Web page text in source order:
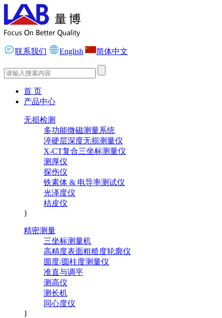
联系我们 English 简体中文
首 页
产品中心
无损检测
多功能微磁测量系统
淬硬层深度无损测量仪
X-CT复合三坐标测量仪
测厚仪
探伤仪
铁素体 & 电导率测试仪
光泽度仪
桔皮仪
}
精密测量
三坐标测量机
高精度表面粗糙度轮廓仪
圆度/圆柱度测量仪
准直与调平
测高仪
测长机
同心度仪
}